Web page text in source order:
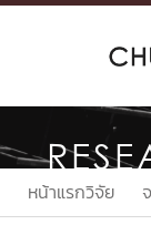
Skip
หน้าแรกวิจัย